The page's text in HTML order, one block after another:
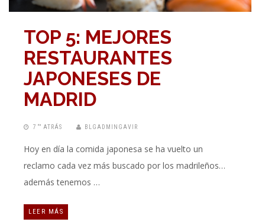
TOP 5: MEJORES
RESTAURANTES
JAPONESES DE
MADRID
7 “” ATRÁS BLGADMINGAVIR
Hoy en día la comida japonesa se ha vuelto un
reclamo cada vez más buscado por los madrileños…
además tenemos …
LEER MÁS